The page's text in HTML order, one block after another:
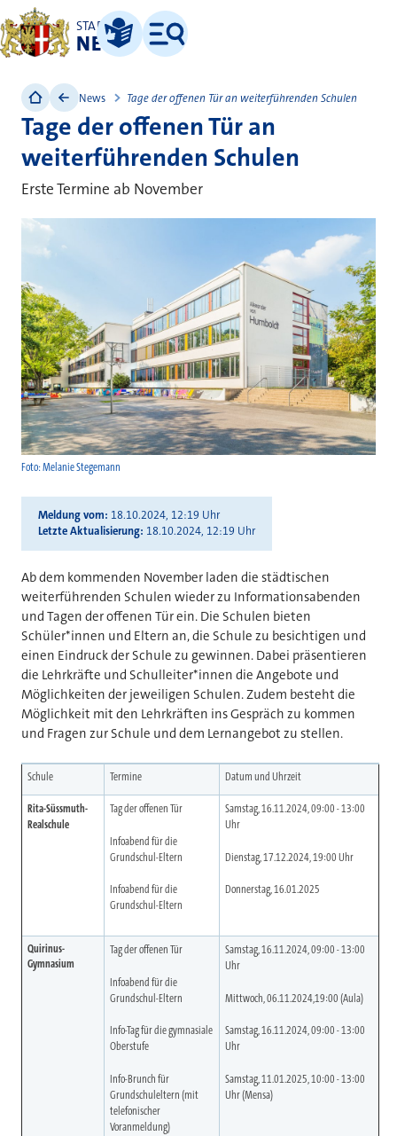
STADT
NEUSS
Leichte Sprache
Menü
Foto: Melanie Stegemann
News Tage der offenen Tür an weiterführenden Schulen
Tage der offenen Tür an
weiterführenden Schulen
Erste Termine ab November
Meldung vom 18.10.2024, 12:19 Uhr
Letzte Aktualisierung 18.10.2024, 12:19 Uhr
Ab dem kommenden November laden die städtischen
weiterführenden Schulen wieder zu Informationsabenden
und Tagen der offenen Tür ein. Die Schulen bieten
Schüler*innen und Eltern an, die Schule zu besichtigen und
einen Eindruck der Schule zu gewinnen. Dabei präsentieren
die Lehrkräfte und Schulleiter*innen die Angebote und
Möglichkeiten der jeweiligen Schulen. Zudem besteht die
Möglichkeit mit den Lehrkräften ins Gespräch zu kommen
und Fragen zur Schule und dem Lernangebot zu stellen.
Schule Termine Datum und Uhrzeit
Rita-Süssmuth-
Realschule
Tag der offenen Tür
Infoabend für die
Grundschul-Eltern
Infoabend für die
Grundschul-Eltern
Samstag, 16.11.2024, 09:00 - 13:00
Uhr
Dienstag, 17.12.2024, 19:00 Uhr
Donnerstag, 16.01.2025
Quirinus-
Gymnasium
Tag der offenen Tür
Infoabend für die
Grundschul-Eltern
Info-Tag für die gymnasiale
Oberstufe
Info-Brunch für
Grundschuleltern (mit
telefonischer
Voranmeldung)
Samstag, 16.11.2024, 09:00 - 13:00
Uhr
Mittwoch, 06.11.2024,19:00 (Aula)
Samstag, 16.11.2024, 09:00 - 13:00
Uhr
Samstag, 11.01.2025, 10:00 - 13:00
Uhr (Mensa)